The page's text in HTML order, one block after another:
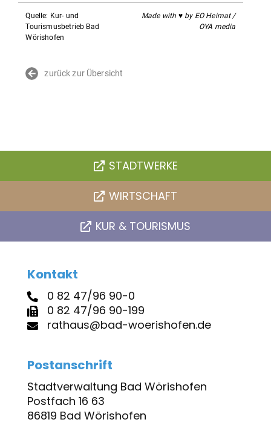
Quelle: Kur- und
Tourismusbetrieb Bad
Wörishofen
Made with ♥ by EO Heimat /
OYA media
zurück zur Übersicht
STADTWERKE
WIRTSCHAFT
KUR & TOURISMUS
Kontakt
0 82 47/96 90-0
0 82 47/96 90-199
rathaus@bad-woerishofen.de
Postanschrift
Stadtverwaltung Bad Wörishofen
Postfach 16 63
86819 Bad Wörishofen